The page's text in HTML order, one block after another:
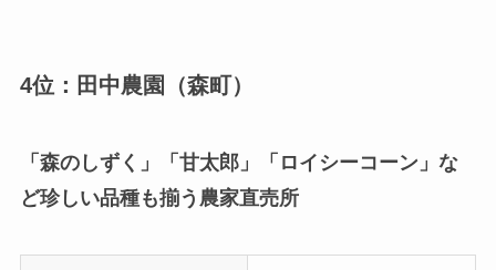
4位：田中農園（森町）
「森のしずく」「甘太郎」「ロイシーコーン」な
ど珍しい品種も揃う農家直売所